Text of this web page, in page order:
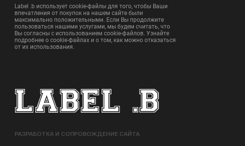
Label .b использует cookie-файлы для того, чтобы Ваши
впечатления от покупок на нашем сайте были
максимально положительными. Если Вы продолжите
пользоваться нашими услугами, мы будем считать, что
Вы согласны с использованием cookie-файлов. Узнайте
подробнее о cookie-файлах и о том, как можно отказаться
от их использования.
РАЗРАБОТКА И СОПРОВОЖДЕНИЕ САЙТА